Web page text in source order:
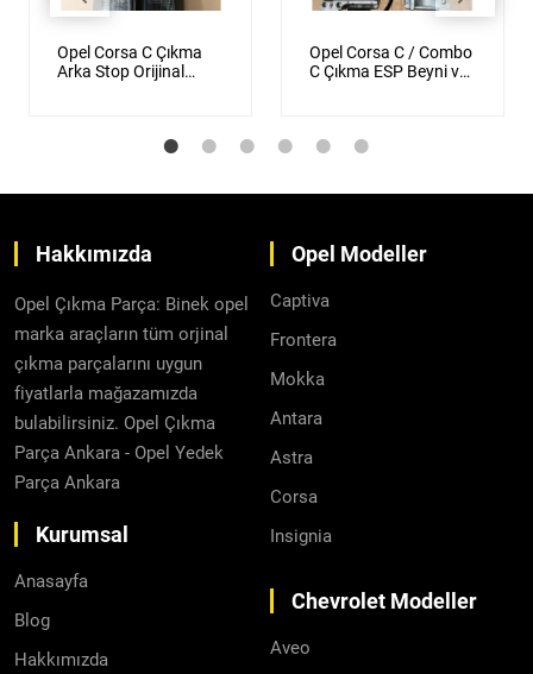
Opel Corsa C Çıkma
Arka Stop Orijinal
Opel Corsa C / Combo
C Çıkma ESP Beyni ve
Hakkımızda
Opel Çıkma Parça: Binek opel
marka araçların tüm orjinal
çıkma parçalarını uygun
fiyatlarla mağazamızda
bulabilirsiniz. Opel Çıkma
Parça Ankara - Opel Yedek
Parça Ankara
Kurumsal
Anasayfa
Blog
Hakkımızda
Opel Modeller
Captiva
Frontera
Mokka
Antara
Astra
Corsa
Insignia
Chevrolet Modeller
Aveo